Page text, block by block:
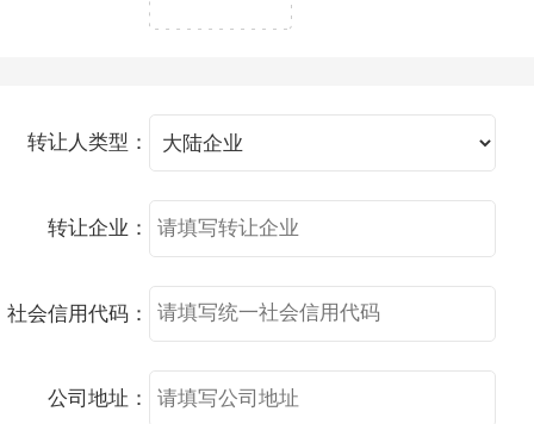
转让人类型：
转让企业：
社会信用代码：
公司地址：